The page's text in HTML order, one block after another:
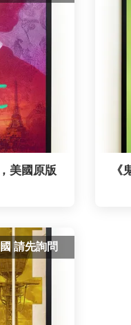
美國原版
《
請先詢問